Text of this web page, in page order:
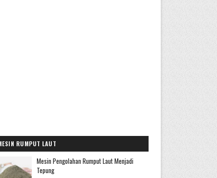
RUMPUT LAUT
Mesin Pengolahan Rumput Laut Menjadi
Tepung